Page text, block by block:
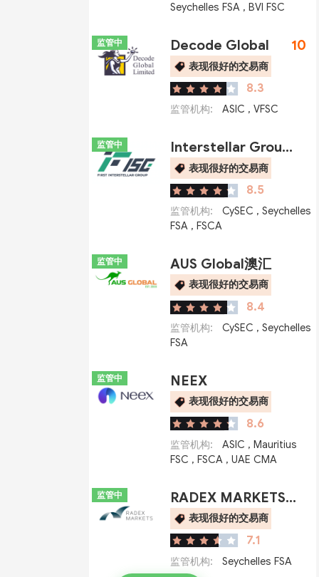
Seychelles FSA , BVI FSC
监管中 Decode Global 10
表现很好的交易商
8.3
监管机构: ASIC , VFSC
监管中 Interstellar Group (FISG)星际集团
表现很好的交易商
8.5
监管机构: CySEC , Seychelles
FSA , FSCA
监管中 AUS Global澳汇
表现很好的交易商
8.4
监管机构: CySEC , Seychelles
FSA
监管中 NEEX
表现很好的交易商
8.6
监管机构: ASIC , Mauritius
FSC , FSCA , UAE CMA
监管中 RADEX MARKETS瑞德克斯
表现很好的交易商
7.1
监管机构: Seychelles FSA